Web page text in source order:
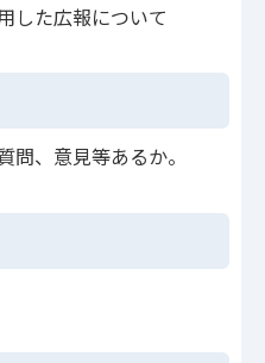
した広報について
、意見等あるか。